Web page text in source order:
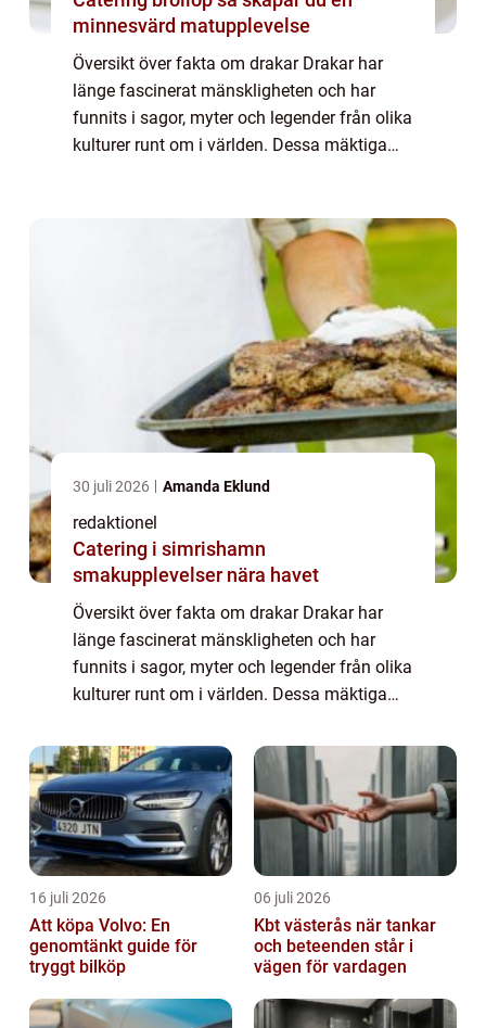
minnesvärd matupplevelse
Översikt över fakta om drakar Drakar har
länge fascinerat mänskligheten och har
funnits i sagor, myter och legender från olika
kulturer runt om i världen. Dessa mäktiga
30 juli 2026 Amanda Eklund
redaktionel
Catering i simrishamn
smakupplevelser nära havet
Översikt över fakta om drakar Drakar har
länge fascinerat mänskligheten och har
funnits i sagor, myter och legender från olika
kulturer runt om i världen. Dessa mäktiga
och magi. Men vad finns det egentli...
16 juli 2026
Att köpa Volvo: En
genomtänkt guide för
tryggt bilköp
06 juli 2026
Kbt västerås när tankar
och beteenden står i
vägen för vardagen